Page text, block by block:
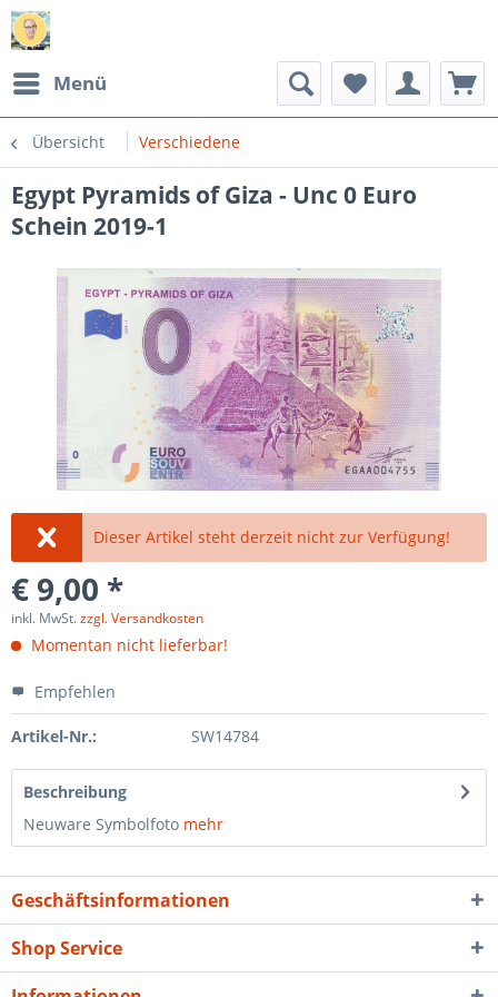
Menü
Übersicht Verschiedene
Egypt Pyramids of Giza - Unc 0 Euro
Schein 2019-1
Dieser Artikel steht derzeit nicht zur Verfügung!
€ 9,00 *
inkl. MwSt.zzgl. Versandkosten
Momentan nicht lieferbar!
Empfehlen
Artikel-Nr.: SW14784
Beschreibung
Neuware Symbolfoto mehr
Geschäftsinformationen
Shop Service